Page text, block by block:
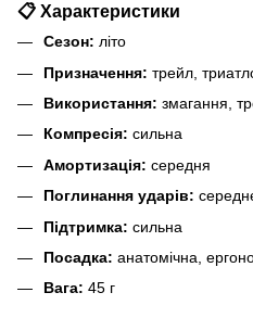
📋 Характеристики
Сезон: літо
Призначення: трейл,
Використання: змагання,
Компресія: сильна
Амортизація: середня
Поглинання ударів:
Підтримка: сильна
Посадка: анатомічна,
Вага: 45 г